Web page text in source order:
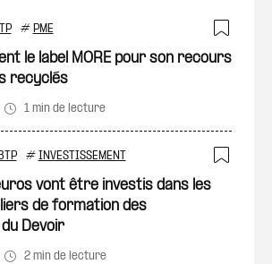
# PME
le label MORE pour son recours
recyclés
1 min de lecture
# INVESTISSEMENT
vont être investis dans les
de formation des
Devoir
2 min de lecture